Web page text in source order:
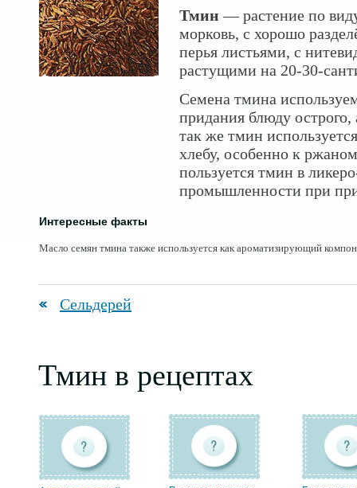
Тмин — растение по
морковь, с хорошо
перья листьями, с
растущими на 20-30-
Семена тмина
придания блюду острого,
так же тмин
хлебу, особенно к
пользуется тмин в
промышленности при
Интересные факты
Масло семян тмина также используется как ароматизирующий
Сельдерей
Тмин в рецептах